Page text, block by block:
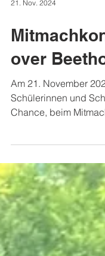
21. Nov. 2024
over
Chance, beim
Beethoven“ ihr...